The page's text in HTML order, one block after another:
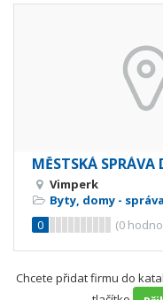
MĚSTSKÁ
Vimperk
Byty, domy -
0
(0
Chcete přidat firmu do